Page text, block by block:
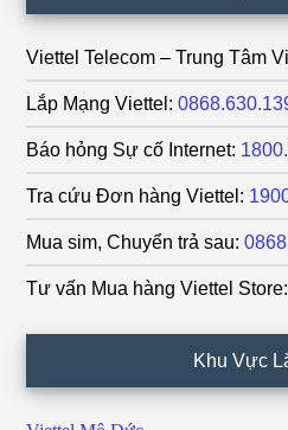
Viettel Telecom – Trung Tâm
Lắp Mạng Viettel:
Báo hỏng Sự cố Internet:
Tra cứu Đơn hàng Viettel:
Mua sim, Chuyển trả sau:
Tư vấn Mua hàng Viettel Store:
Khu Vực